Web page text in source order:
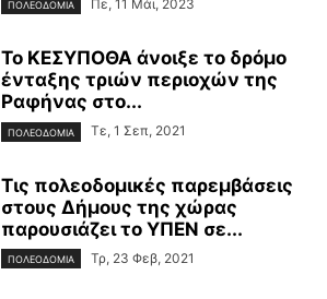
ΠΟΛΕΟΔΟΜΙΑ Πε, 11 Μάι, 2023
Το ΚΕΣΥΠΟΘΑ άνοιξε το δρόμο
ένταξης τριών περιοχών της
Ραφήνας στο...
ΠΟΛΕΟΔΟΜΙΑ Τε, 1 Σεπ, 2021
Τις πολεοδομικές παρεμβάσεις
στους Δήμους της χώρας
παρουσιάζει το ΥΠΕΝ σε...
ΠΟΛΕΟΔΟΜΙΑ Τρ, 23 Φεβ, 2021